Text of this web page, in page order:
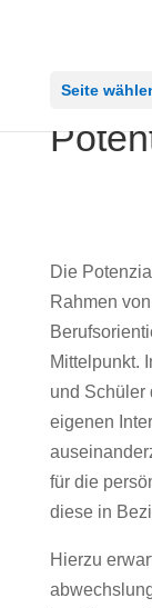
Seite
Die
Rahmen
Mittelpunkt.
und Schüler
eigenen
für die
diese in
Hierzu